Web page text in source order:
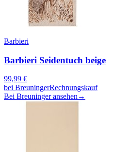
Barbieri
Barbieri Seidentuch beige
99,99 €
bei BreuningerRechnungskauf
Bei Breuninger ansehen→